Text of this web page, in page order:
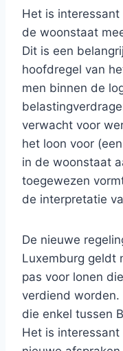
Het is
de woonstaat
Dit is een
hoofdregel van
men binnen de
verwacht voor
het loon voor
in de woonstaat
toegewezen
de interpretatie
De nieuwe
Luxemburg geldt
pas voor lonen
verdiend worden.
die enkel tussen
Het is